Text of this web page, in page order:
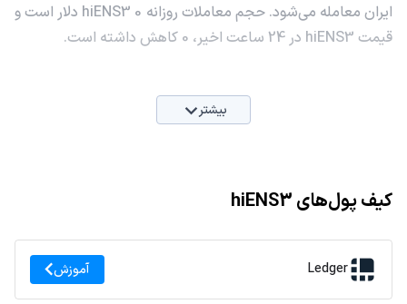
ایران معامله می‌شود. حجم معاملات روزانه hiENS3 0 دلار است و
قیمت hiENS3 در 24 ساعت اخیر، 0 کاهش داشته است.
بیشتر
کیف پول‌های hiENS3
Ledger آموزش